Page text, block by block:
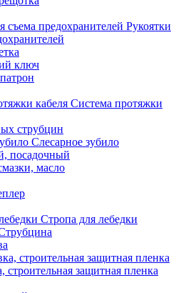
Рукоятки
ключ
Система протяжки
струбцин
Слесарное зубило
посадочный
масло
Стропа для лебедки
строительная защитная пленка